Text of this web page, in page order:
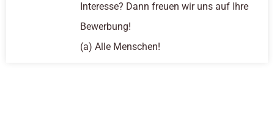
Interesse? Dann freuen wir uns auf Ihre
Bewerbung!
(a) Alle Menschen!